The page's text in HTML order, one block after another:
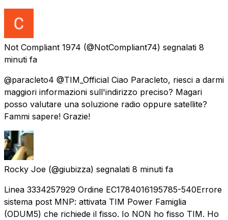
Not Compliant 1974 (@NotCompliant74) segnalati 8
minuti fa
@paracleto4 @TIM_Official Ciao Paracleto, riesci a darmi
maggiori informazioni sull'indirizzo preciso? Magari
posso valutare una soluzione radio oppure satellite?
Fammi sapere! Grazie!
Rocky Joe (@giubizza) segnalati 8 minuti fa
Linea 3334257929 Ordine EC1784016195785-540 ​Errore
sistema post MNP: attivata TIM Power Famiglia
(ODUM5) che richiede il fisso. Io NON ho fisso TIM. Ho